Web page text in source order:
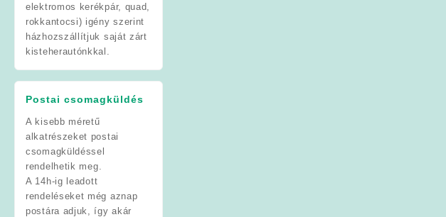
elektromos kerékpár, quad,
rokkantocsi) igény szerint
házhozszállítjuk saját zárt
kisteherautónkkal.
Postai csomagküldés
A kisebb méretű
alkatrészeket postai
csomagküldéssel
rendelhetik meg.
A 14h-ig leadott
rendeléseket még aznap
postára adjuk, így akár